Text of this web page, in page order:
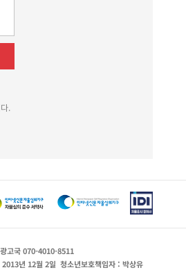
.
광고국 070-4010-8511
년 12월 2일 청소년보호책임자 : 박상유